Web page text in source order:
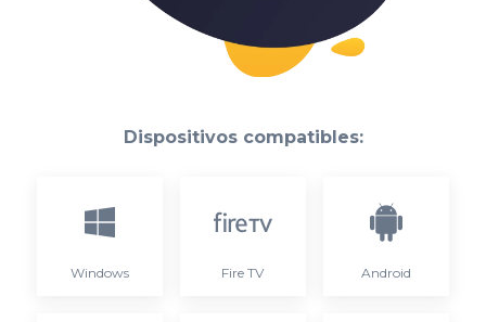
Dispositivos compatibles:
Windows Fire TV Android